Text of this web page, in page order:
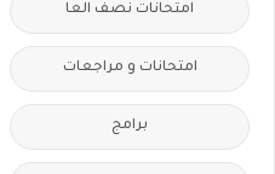
امتحانات نصف العا
امتحانات و مراجعات
برامج